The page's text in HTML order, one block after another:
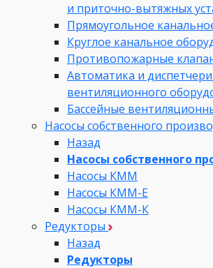
и приточно-вытяжных
Прямоугольное
Круглое канальное
Противопожарные
Автоматика и
вентиляционного
Бассейные
Насосы собственного
Назад
Насосы собственного
Насосы КММ
Насосы КММ-Е
Насосы КММ-К
Редукторы
Назад
Редукторы